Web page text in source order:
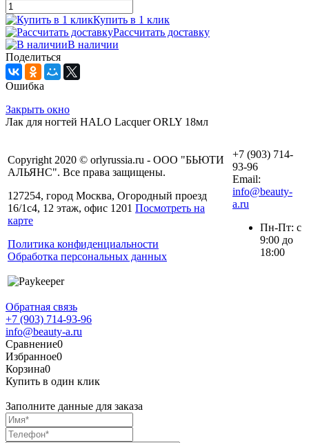
Купить в 1 клик
Рассчитать доставку
В наличии
Поделиться
Ошибка
Закрыть окно
Лак для ногтей HALO Lacquer ORLY 18мл
Copyright 2020 © orlyrussia.ru - ООО "БЬЮТИ
АЛЬЯНС". Все права защищены.
127254, город Москва, Огородный проезд
16/1с4, 12 этаж, офис 1201 Посмотреть на
карте
Политика конфиденциальности
Обработка персональных данных
+7 (903) 714-
93-96
Email:
info@beauty-
a.ru
Пн-Пт: с
9:00 до
18:00
Обратная связь
+7 (903) 714-93-96
info@beauty-a.ru
Сравнение0
Избранное0
Корзина0
Купить в один клик
Заполните данные для заказа